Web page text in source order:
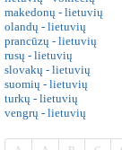
makedonų - lietuvių
olandų - lietuvių
prancūzų - lietuvių
rusų - lietuvių
slovakų - lietuvių
suomių - lietuvių
turkų - lietuvių
vengrų - lietuvių